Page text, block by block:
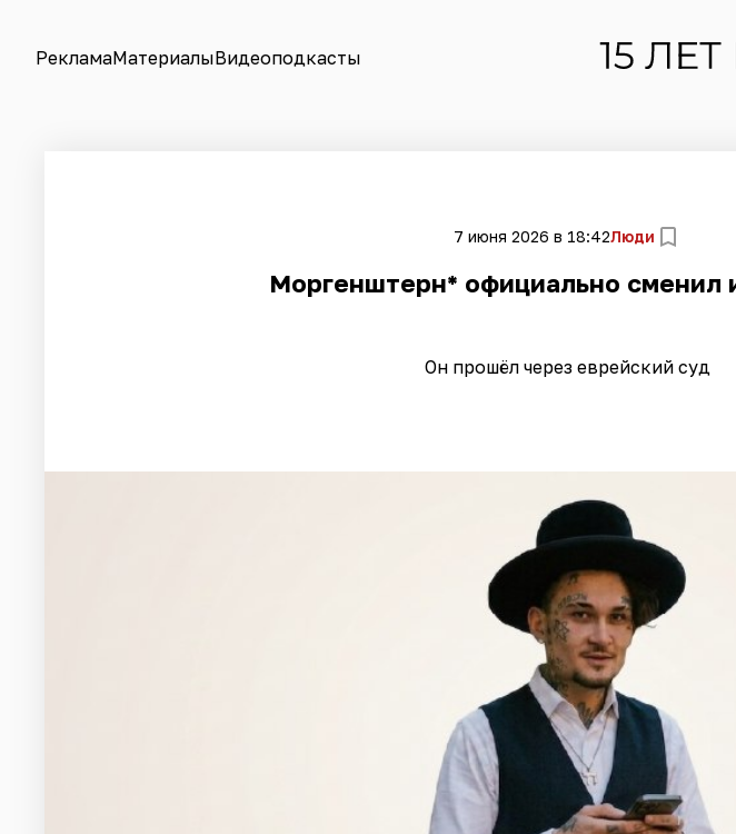
РекламаМатериалыВидеоподкасты
7 июня 2026 в 18:42Люди
Моргенштерн* официально сменил
Он прошёл через еврейский суд